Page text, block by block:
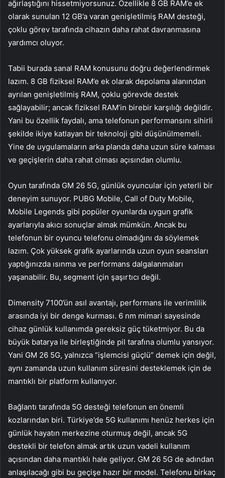
ağırlaştığını hissetmiyorsunuz. Özellikle 8 GB RAM’e ek
olarak sunulan 12 GB’a varan genişletilmiş RAM desteği,
çoklu görev tarafında cihazın daha rahat davranmasına
yardımcı oluyor.
Tabii burada sanal RAM konusunu doğru değerlendirmek
lazım. 8 GB fiziksel RAM’e ek olarak depolama alanından
ayrılan genişletilmiş RAM, çoklu görevde destek
sağlayabilir; ancak fiziksel RAM’in birebir karşılığı değildir.
Yani bu özellik faydalı, ama telefonun performansını sihirli
şekilde ikiye katlayan bir teknoloji gibi düşünülmemeli.
Yine de uygulamaların arka planda daha uzun süre kalması
ve geçişlerin daha rahat olması açısından olumlu.
Oyun tarafında GM 26 5G, günlük oyuncular için yeterli bir
deneyim sunuyor. PUBG Mobile, Call of Duty Mobile,
Mobile Legends gibi popüler oyunlarda uygun grafik
ayarlarıyla akıcı sonuçlar almak mümkün. Ancak bu
telefonun bir oyuncu telefonu olmadığını da söylemek
lazım. Çok yüksek grafik ayarlarında uzun oyun seansları
yaptığınızda ısınma ve performans dalgalanmaları
yaşanabilir. Bu, segment için şaşırtıcı değil.
Dimensity 7100’ün asıl avantajı, performans ile verimlilik
arasında iyi bir denge kurması. 6 nm mimari sayesinde
cihaz günlük kullanımda gereksiz güç tüketmiyor. Bu da
büyük batarya ile birleştiğinde pil tarafına olumlu yansıyor.
Yani GM 26 5G, yalnızca “işlemcisi güçlü” demek için değil,
aynı zamanda uzun kullanım süresini desteklemek için de
mantıklı bir platform kullanıyor.
Bağlantı tarafında 5G desteği telefonun en önemli
kozlarından biri. Türkiye’de 5G kullanımı henüz herkes için
günlük hayatın merkezine oturmuş değil, ancak 5G
destekli bir telefon almak artık uzun vadeli kullanım
açısından daha mantıklı hale geliyor. GM 26 5G de adından
anlaşılacağı gibi bu geçişe hazır bir model. Telefonu birkaç